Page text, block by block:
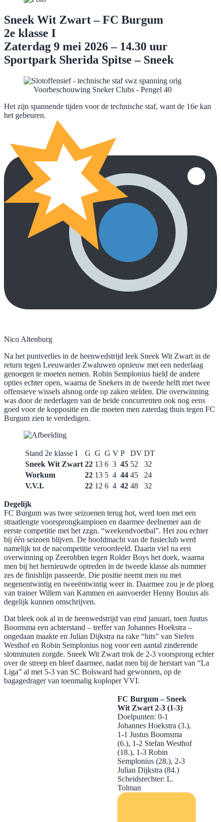
Sneek Wit Zwart – FC Burgum
2e klasse I
Zaterdag 9 mei 2026 – 14.30 uur
Sportpark Sherida Spitse – Sneek
Voorbeschouwing Sneker Clubs - Pengel 40
Het zijn spannende tijden voor de technische staf, want de 16e kan
het gebeuren.
Nico Altenburg
Na het puntverlies in de heenwedstrijd leek Sneek Wit Zwart in de
return tegen Leeuwarder Zwaluwen opnieuw met een nederlaag
genoegen te moeten nemen. Robin Semplonius hield de andere
opties echter open, waarna de Snekers in de tweede helft met twee
offensieve wissels alsnog orde op zaken stelden. Die overwinning
was door de nederlagen van de beide concurrenten ook nog eens
goed voor de koppositie en die moeten men zaterdag thuis tegen FC
Burgum zien te verdedigen.
Stand 2e klasse I G G G V P DV DT
Sneek Wit Zwart 22 13 6 3 45 52
32
Workum
22 13 5 4 44 45
24
V.V.I.
22 12 6 4 42 48 32
Degelijk
FC Burgum was twee seizoenen terug hot, werd toen met een
straatlengte voorsprongkampioen en daarmee deelnemer aan de
eerste competitie met het zzgn. “weekendvoetbal”. Het zou echter
bij één seizoen blijven. De hoofdmacht van de fusieclub werd
namelijk tot de nacompetitie veroordeeld. Daarin viel na een
overwinning op Zeerobben tegen Rolder Boys het doek, waarna
men bij het hernieuwde optreden in de tweede klasse als nummer
zes de finishlijn passeerde. Die positie neemt men nu met
negenentwintig en tweeëntwintig weer in. Daarmee zou je de ploeg
van trainer Willem van Kammen en aanvoerder Henny Bouius als
degelijk kunnen omschrijven.
Dat bleek ook al in de heenwedstrijd van eind januari, toen Justus
Boomsma een achterstand – treffer van Johannes Hoekstra –
ongedaan maakte en Julian Dijkstra na rake “hits” van Stefen
Westhof en Robin Semplonius nog voor een aantal zinderende
slotminuten zorgde. Sneek Wit Zwart trok de 2-3 voorsprong echter
over de streep en bleef daarmee, nadat men bij de herstart van “La
Liga” al met 5-3 van SC Bolsward had gewonnen, op de
bagagedrager van toenmalig koploper VVI.
FC Burgum – Sneek
Wit Zwart 2-3 (1-3)
Doelpunten: 0-1
Johannes Hoekstra (3.),
1-1 Justus Boomsma
(6.), 1-2 Stefan Westhof
(18.), 1-3 Robin
Semplonius (28.), 2-3
Julian Dijkstra (84.)
Scheidsrechter: L.
Tolman